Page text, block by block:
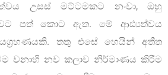
උසස් මට්ටමකට නංවා, ඔහු
පත් කොට ඇත. මේ ආඪ්‍යත්වය
තතු එසේ හෙයින් අතීත
වීම වනාහි නව කලාව නිර්මාණය කිරීම